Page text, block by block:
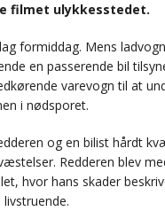
filmet ulykkesstedet.
formiddag. Mens
en passerende bil
varevogn til at
i nødsporet.
og en bilist hårdt
Redderen blev
hvor hans skader